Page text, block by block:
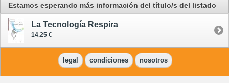
Estamos esperando más información del título/s del listado
La Tecnología Respira
14.25 €
legal condiciones nosotros